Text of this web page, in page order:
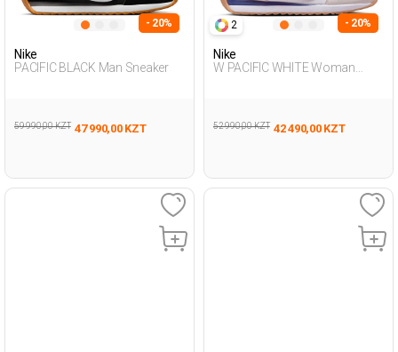
- 20%
Nike
PACIFIC BLACK Man Sneaker
59 990,00 KZT 47 990,00 KZT
2 - 20%
Nike
W PACIFIC WHITE Woman
52 990,00 KZT 42 490,00 KZT